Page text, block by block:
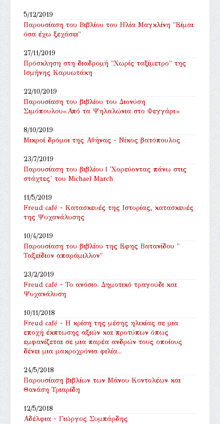
5/12/2019
Παρουσίαση του Βιβλίου του Ηλία Μαγκλίνη "Είμαι
όσα έχω ξεχάσει"
27/11/2019
Πρόσκληση στη διαδρομή "Χωρίς ταξίμετρο" της
Ισμήνης Καρυωτάκη
22/10/2019
Παρουσίαση του βιβλίου του Διονύση
Σιμόπουλου«Από τα Ψηλαλώνια στο Φεγγάρι»
8/10/2019
Μικροί δρόμοι της Αθήνας - Νίκος βατόπουλος
23/7/2019
Παρουσίαση του βιβλίου | 'Χορεύοντας πάνω στις
στάχτες' του Michael March
11/5/2019
Freud café - Κατασκευές της Ιστορίας, κατασκευές
της Ψυχανάλυσης
10/4/2019
Παρουσίαση του βιβλίου της Εφης Βατανίδου "
Ταξείδιον απαράμιλλον"
23/2/2019
Freud café - Το ανόσιο. Δημοτικό τραγούδι και
Ψυχανάλυση
10/11/2018
Freud café - Η κρίση της μέσης ηλικίας σε μια
εποχή έκπτωσης αξιών και προτύπων όπως
εμφανίζεται σε μια παρέα ανδρών τους οποίους
δένει μια μακροχρόνια φιλία...
24/5/2018
Παρουσίαση βιβλίων των Μάνου Κοντολέων και
Θανάση Τριαρίδη
12/5/2018
Αδέλφια - Γιώργος Συμπάρδης